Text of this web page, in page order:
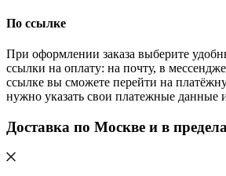
По ссылке
При оформлении заказа выберите
ссылки на оплату: на почту, в
ссылке вы сможете перейти на
нужно указать свои платежные данные
Доставка по Москве и в